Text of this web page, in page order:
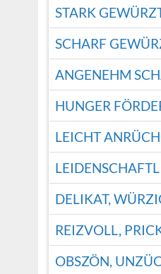
STARK
SCHARF
ANGENEHM
HUNGER
LEICHT
DELIKAT,
REIZVOLL,
OBSZÖN,